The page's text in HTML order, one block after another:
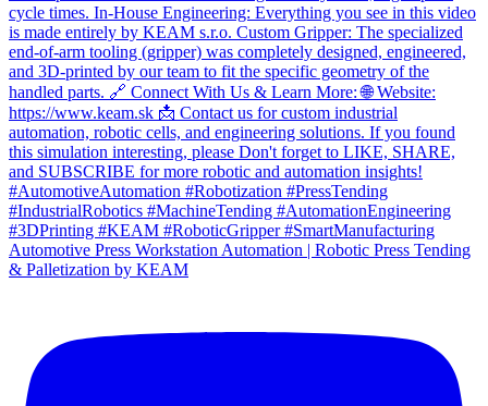
Automotive Press Workstation Automation | Robotic Press Tending
& Palletization by KEAM